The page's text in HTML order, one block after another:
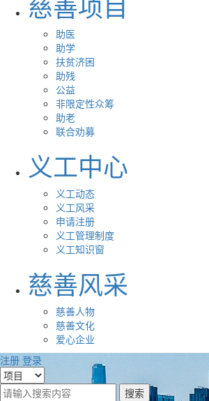
助医
助学
扶贫济困
助残
公益
非限定性众筹
助老
联合劝募
义工中心
义工动态
义工风采
申请注册
义工管理制度
义工知识窗
慈善风采
慈善人物
慈善文化
爱心企业
注册 登录